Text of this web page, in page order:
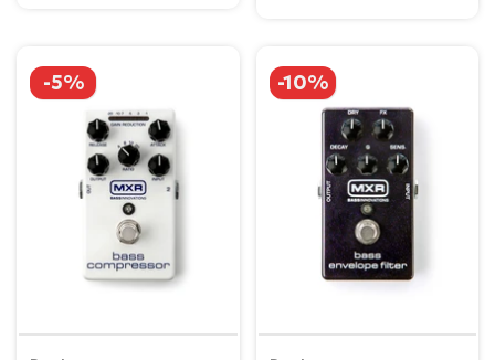
-5% -10%